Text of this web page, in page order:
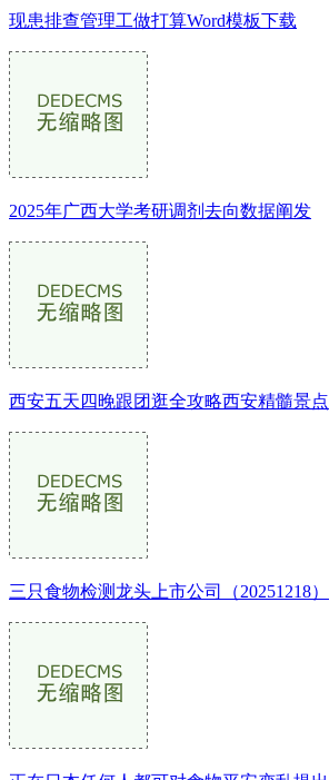
现患排查管理工做打算Word模板下载
2025年广西大学考研调剂去向数据阐发
西安五天四晚跟团逛全攻略西安精髓景点
三只食物检测龙头上市公司（20251218）